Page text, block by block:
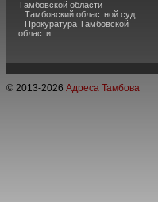
Тамбовской области
Тамбовский областной суд
Прокуратура Тамбовской
области
© 2013-2026 Адреса Тамбова